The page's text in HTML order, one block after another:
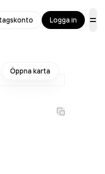
Logga in
Öppna karta